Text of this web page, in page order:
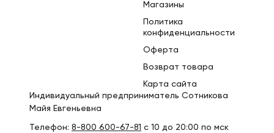
Магазины
Политика
конфиденциальности
Оферта
Возврат товара
Карта сайта
Индивидуальный предприниматель Сотникова
Майя Евгеньевна
Телефон: 8-800 600-67-81 с 10 до 20:00 по мск